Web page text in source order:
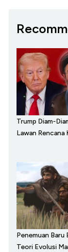
Trump Diam-
Lawan
Penemuan Baru
Teori Evolusi